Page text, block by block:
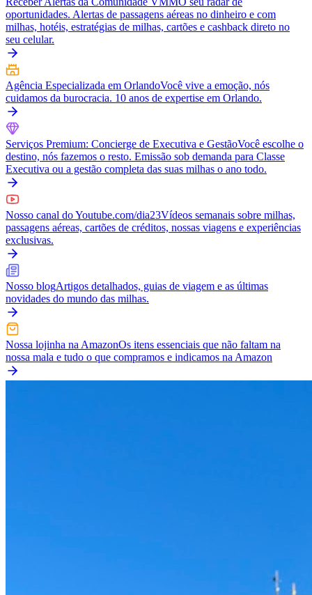
oportunidades. Alertas de passagens aéreas no dinheiro e com
milhas, hotéis, estratégias de milhas, cartões e cashback direto no
seu celular.
Agência Especializada em OrlandoVocê vive a emoção, nós
cuidamos da burocracia. 10 anos de expertise em Orlando.
Serviços Premium: Concierge de Executiva e GestãoVocê escolhe o
destino, nós fazemos o resto. Emissão sob demanda para Classe
Executiva ou a gestão completa das suas milhas o ano todo.
Nosso canal do Youtube.com/dia23Vídeos semanais sobre milhas,
passagens aéreas, cartões de créditos, nossas viagens e experiências
exclusivas.
Nosso blogArtigos detalhados, guias de viagem e as últimas
novidades do mundo das milhas.
Nossa lojinha na AmazonOs itens essenciais que não faltam na
nossa mala e tudo o que compramos e indicamos na Amazon